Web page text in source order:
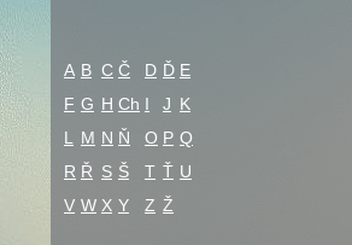
A B C Č D Ď E
F G H Ch I J K
L
M N Ň O P Q
R Ř S Š T Ť U
V W X Y Z Ž